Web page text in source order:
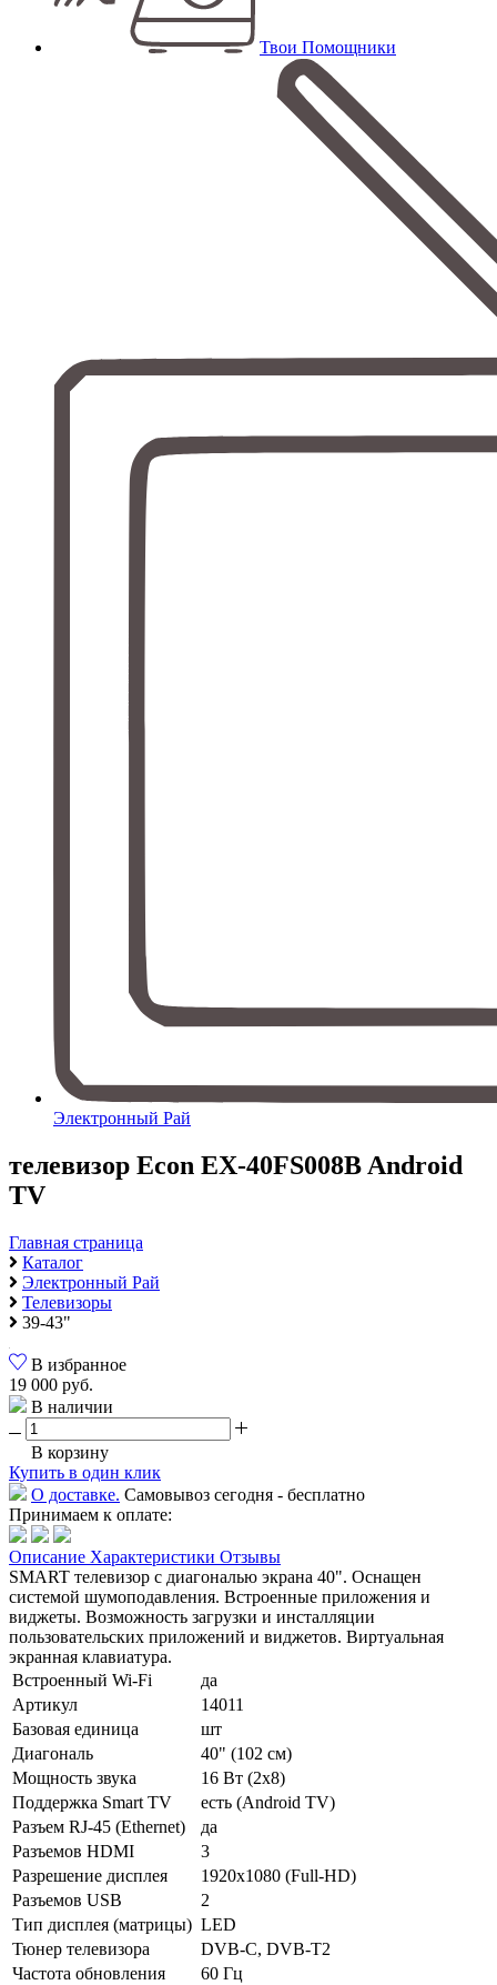
Твои Помощники
Электронный Рай
телевизор Econ EX-40FS008B Android
TV
Главная страница
Каталог
Электронный Рай
Телевизоры
39-43"
В избранное
19 000 руб.
В наличии
В корзину
Купить в один клик
О доставке. Самовывоз сегодня - бесплатно
Принимаем к оплате:
Описание Характеристики Отзывы
SMART телевизор с диагональю экрана 40". Оснащен
системой шумоподавления. Встроенные приложения и
виджеты. Возможность загрузки и инсталляции
пользовательских приложений и виджетов. Виртуальная
экранная клавиатура.
Встроенный Wi-Fi
да
Артикул
14011
Базовая единица
шт
Диагональ
40" (102 см)
Мощность звука
16 Вт (2х8)
Поддержка Smart TV
есть (Android TV)
Разъем RJ-45 (Ethernet)
да
Разъемов HDMI
3
Разрешение дисплея
1920х1080 (Full-HD)
Разъемов USB
2
Тип дисплея (матрицы) LED
Тюнер телевизора
DVB-C, DVB-T2
Частота обновления
60 Гц